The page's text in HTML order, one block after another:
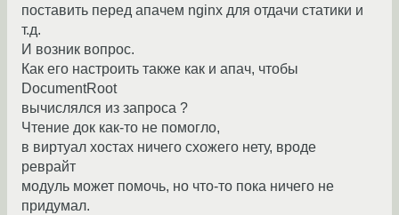
поставить перед апачем nginx для отдачи статики и
т.д.
И возник вопрос.
Как его настроить также как и апач, чтобы
DocumentRoot
вычислялся из запроса ?
Чтение док как-то не помогло,
в виртуал хостах ничего схожего нету, вроде
реврайт
модуль может помочь, но что-то пока ничего не
придумал.